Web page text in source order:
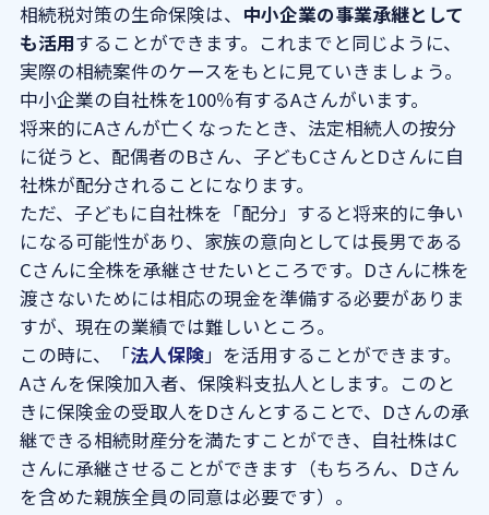
相続税対策の生命保険は、 中小企業の事業承継として
も活用することができます。これまでと同じように、
実際の相続案件のケースをもとに見ていきましょう。
中小企業の自社株を100％有するAさんがいます。
将来的にAさんが亡くなったとき、法定相続人の按分
に従うと、配偶者のBさん、子どもCさんとDさんに自
社株が配分されることになります。
ただ、子どもに自社株を「配分」すると将来的に争い
になる可能性があり、家族の意向としては長男である
Cさんに全株を承継させたいところです。Dさんに株を
渡さないためには相応の現金を準備する必要がありま
すが、現在の業績では難しいところ。
この時に、「法人保険」を活用することができます。
Aさんを保険加入者、保険料支払人とします。このと
きに保険金の受取人をDさんとすることで、Dさんの承
継できる相続財産分を満たすことができ、自社株はC
さんに承継させることができます（もちろん、Dさん
を含めた親族全員の同意は必要です）。